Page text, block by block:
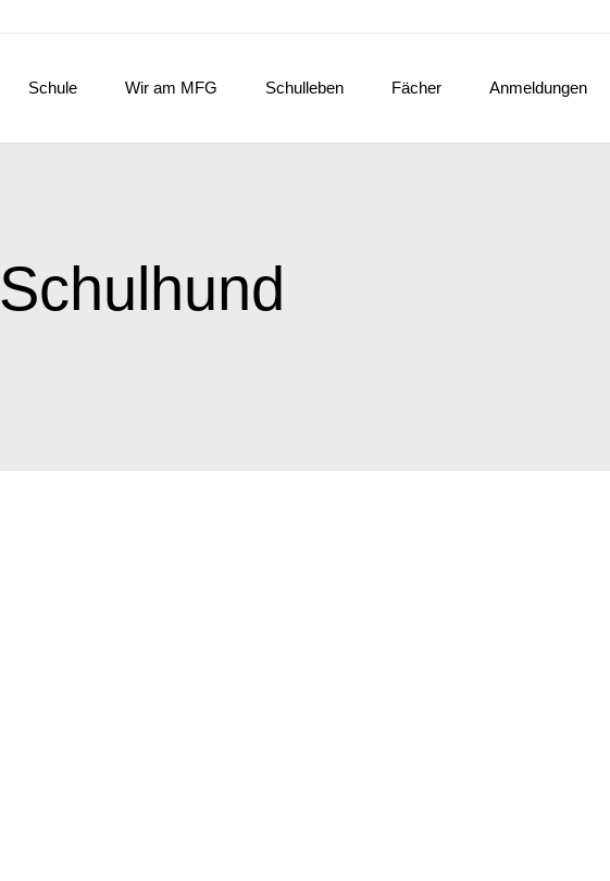
Schule Wir am MFG Schulleben Fächer Anmeldungen
Schulhund